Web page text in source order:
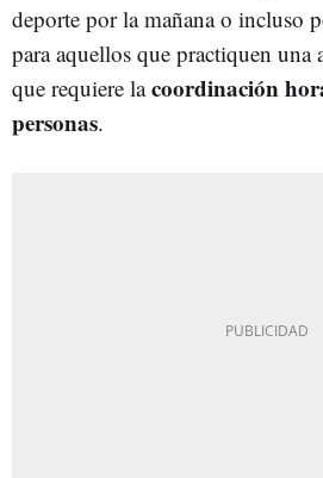
deporte por la mañana o incluso
para aquellos que practiquen
que requiere lacoordinación
personas.